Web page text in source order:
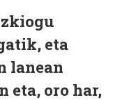
eta
lanean
eta, oro har,